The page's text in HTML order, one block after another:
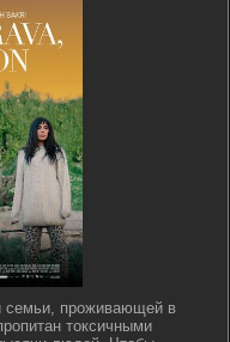
семьи, проживающей в
токсичными